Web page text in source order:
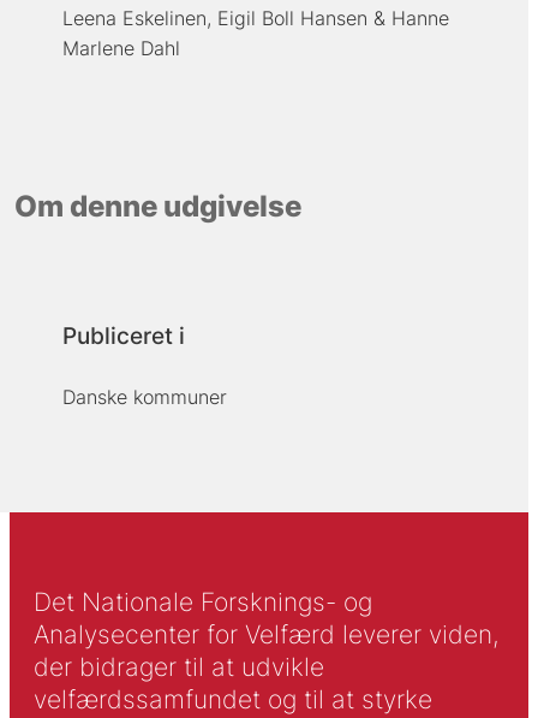
Leena Eskelinen Eigil Boll Hansen
Hanne
Marlene Dahl
Om denne udgivelse
Publiceret i
Danske kommuner
Det Nationale Forsknings- og
Analysecenter for Velfærd leverer viden,
der bidrager til at udvikle
velfærdssamfundet og til at styrke